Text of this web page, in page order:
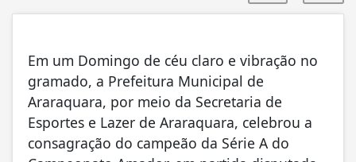
Em um Domingo de céu claro e vibração no
gramado, a Prefeitura Municipal de
Araraquara, por meio da Secretaria de
Esportes e Lazer de Araraquara, celebrou a
consagração do campeão da Série A do